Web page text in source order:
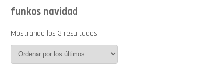
Calendario de Adviento
Cover Pop!
funkos navidad
Mostrando los 3 resultados